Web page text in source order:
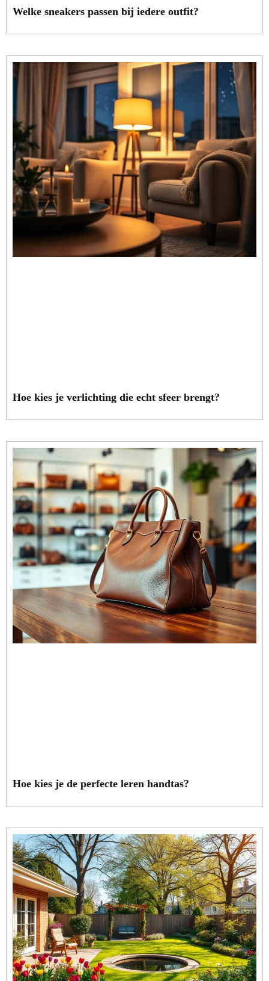
Welke sneakers passen bij iedere outfit?
Hoe kies je verlichting die echt sfeer brengt?
Hoe kies je de perfecte leren handtas?